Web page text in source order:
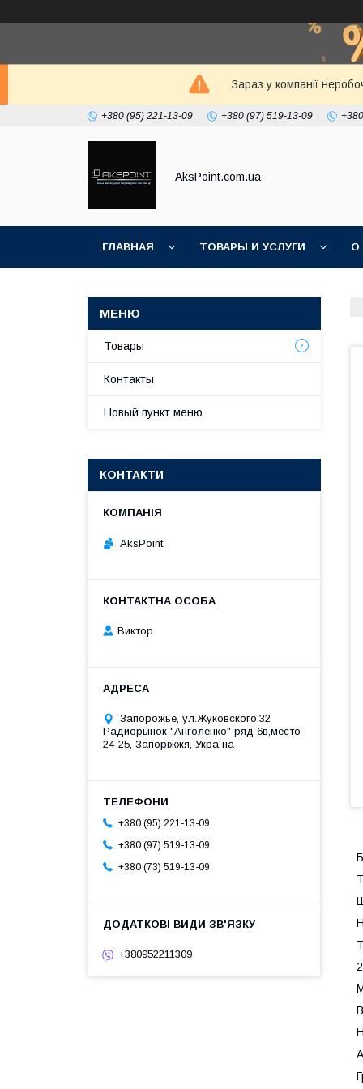
Зараз у компанії
+380 (95) 221-13-09 +380 (97) 519-13-09
AksPoint.com.ua
ГЛАВНАЯ ТОВАРЫ И УСЛУГИ О
Товары
Контакты
Новый пункт меню
КОНТАКТИ
AksPoint
Виктор
Запорожье, ул.Жуковского,32
Радиорынок "Анголенко" ряд 6в,место
24-25, Запоріжжя, Україна
+380 (95) 221-13-09
+380 (97) 519-13-09
+380 (73) 519-13-09
+380952211309